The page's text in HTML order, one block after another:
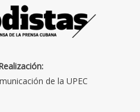
de la UPEC